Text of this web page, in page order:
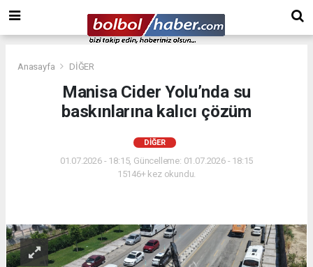
Anasayfa DİĞER
Manisa Cider Yolu’nda su
baskınlarına kalıcı çözüm
DİĞER
01.07.2026 - 18:15, Güncelleme: 01.07.2026 - 18:15
15146+ kez okundu.